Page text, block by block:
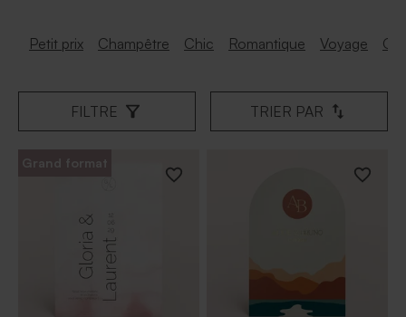
Petit prix Champêtre Chic Romantique Voyage
FILTRE TRIER PAR
Grand format